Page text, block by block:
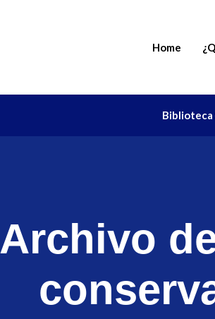
Home
Biblioteca
Archivo